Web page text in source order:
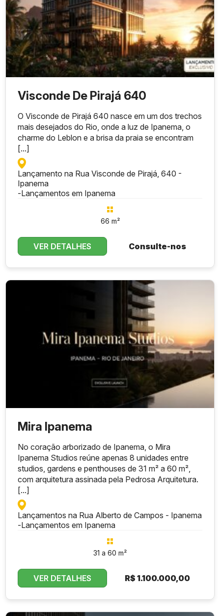
Visconde De Pirajá 640
O Visconde de Pirajá 640 nasce em um dos trechos
mais desejados do Rio, onde a luz de Ipanema, o
charme do Leblon e a brisa da praia se encontram
[...]
Lançamento na Rua Visconde de Pirajá, 640 -
Ipanema
-Lançamentos em Ipanema
66 m²
VER DETALHES Consulte-nos
Mira Ipanema
No coração arborizado de Ipanema, o Mira
Ipanema Studios reúne apenas 8 unidades entre
studios, gardens e penthouses de 31 m² a 60 m²,
com arquitetura assinada pela Pedrosa Arquitetura.
[...]
Lançamentos na Rua Alberto de Campos - Ipanema
-Lançamentos em Ipanema
31 a 60 m²
VER DETALHES R$1.100.000,00